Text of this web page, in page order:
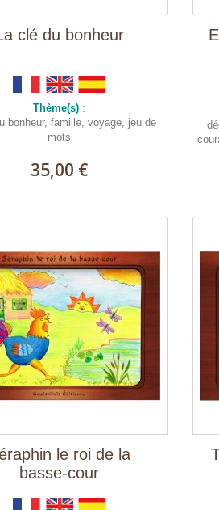
clé du bonheur
Thème(s) :
bonheur, famille, voyage, jeu de
mots
35,00 €
le roi de la
basse-cour